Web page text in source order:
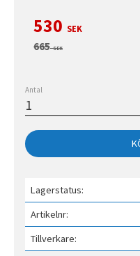
Nedsatt pris:
530 SEK
Ordinarie pris:
665SEK
Antal
Lagerstatus
Artikelnr
Tillverkare